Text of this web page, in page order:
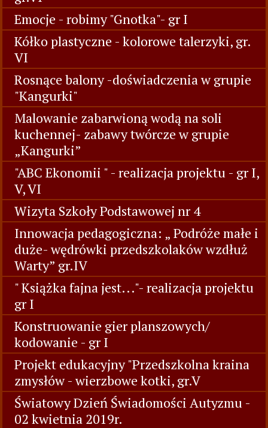
Emocje - robimy "Gnotka"- gr I
Kółko plastyczne - kolorowe talerzyki, gr.
VI
Rosnące balony -doświadczenia w grupie
"Kangurki"
Malowanie zabarwioną wodą na soli
kuchennej- zabawy twórcze w grupie
„Kangurki”
"ABC Ekonomii " - realizacja projektu - gr I,
V, VI
Wizyta Szkoły Podstawowej nr 4
Innowacja pedagogiczna: „ Podróże małe i
duże- wędrówki przedszkolaków wzdłuż
Warty” gr.IV
" Książka fajna jest..."- realizacja projektu
gr I
Konstruowanie gier planszowych/
kodowanie - gr I
Projekt edukacyjny "Przedszkolna kraina
zmysłów - wierzbowe kotki, gr.V
Światowy Dzień Świadomości Autyzmu -
02 kwietnia 2019r.